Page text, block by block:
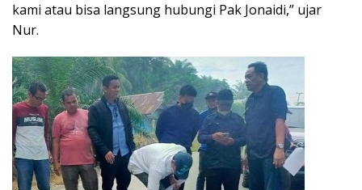
kami atau bisa langsung hubungi Pak Jonaidi,” ujar
Nur.